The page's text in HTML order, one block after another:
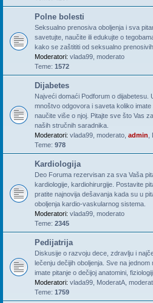
Polne bolesti
Seksualno prenosiva oboljenja i sva
savetujte, naučite ili edukujte o
kako se zaštititi od seksualno
Moderatori: vlada99 moderato
Teme: 1572
Dijabetes
Najveći domaći Podforum o
mnoštvo odgovora i saveta koliko
naučite više o njoj. Pitajte sve što Vas
naših stručnih saradnika.
Moderatori: vlada99 moderato admin
Teme: 978
Kardiologija
Deo Foruma rezervisan za sva Vaša
kardiologije, kardiohirurgije. Postavite
pratite najnovija dešavanja kada su u
oboljenja kardio-vaskularnog sistema.
Moderatori: vlada99 moderato
Teme: 2345
Pedijatrija
Diskusije o razvoju dece, zdravlju i
lečenju dečijih oboljenja. Sve na
imate pitanje o dečijoj anatomini,
Moderatori: vlada99 ModeratA
Teme: 1759